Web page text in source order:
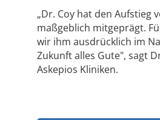
„Dr. Coy hat den Aufstieg
maßgeblich mitgeprägt.
wir ihm ausdrücklich im
Zukunft alles Gute", sagt
Askepios Kliniken.